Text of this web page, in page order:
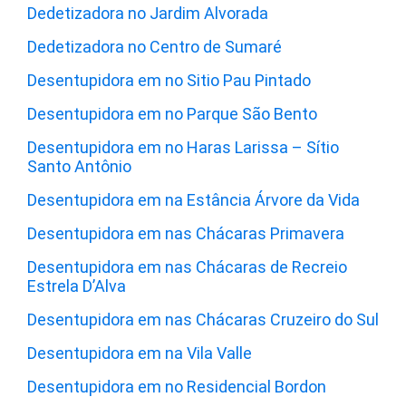
Dedetizadora no Jardim Alvorada
Dedetizadora no Centro de Sumaré
Desentupidora em no Sitio Pau Pintado
Desentupidora em no Parque São Bento
Desentupidora em no Haras Larissa – Sítio
Santo Antônio
Desentupidora em na Estância Árvore da Vida
Desentupidora em nas Chácaras Primavera
Desentupidora em nas Chácaras de Recreio
Estrela D’Alva
Desentupidora em nas Chácaras Cruzeiro do Sul
Desentupidora em na Vila Valle
Desentupidora em no Residencial Bordon